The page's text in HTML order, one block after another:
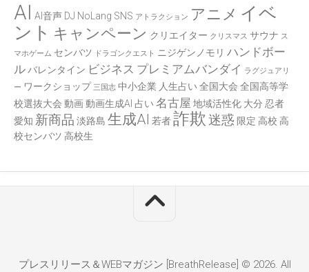
AI AI音声 DJ NoLang SNS アトラクション アニメ イベ
ント キャンペーン クリエイター クリスマス サウナ ス
マホゲーム センバツ ドラゴンクエスト ニジゲンノモリ ハンドボー
ルバレンタイン ビジネス プレミアムバンダイ ラグジュアリ
ー ワークショップ 三国志 中小企業 人生占い 全国大会 全国高等学
校選抜大会 動画動画生成AI 占い 名古屋 地域活性化 大分 忍者
愛知 新商品 淡路島 生成AI 若者詐欺 迷惑 限定 高校 高
校センバツ 高校生
プレスリリース＆WEBマガジン [BreathRelease] © 2026. All